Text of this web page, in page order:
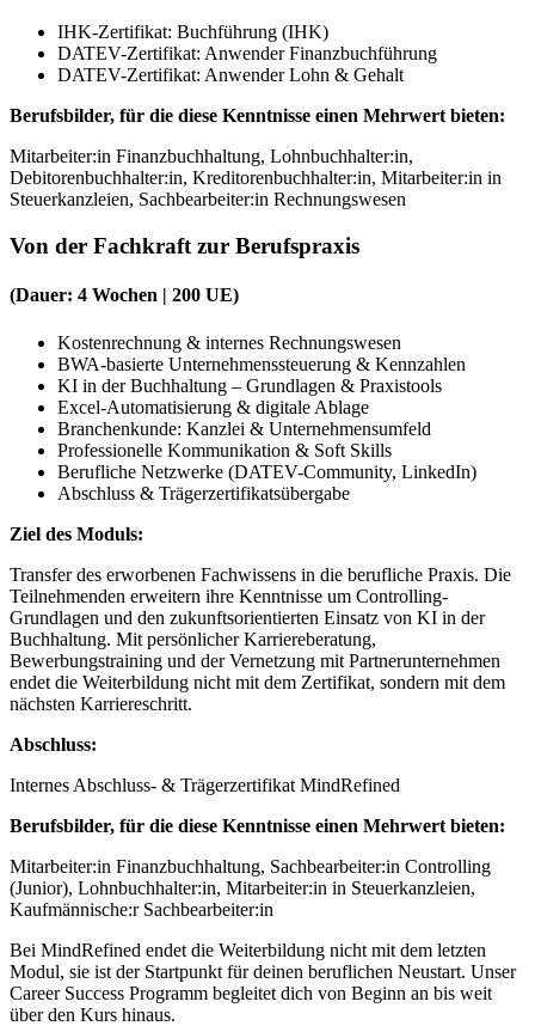
IHK-Zertifikat: Buchführung (IHK)
DATEV-Zertifikat: Anwender Finanzbuchführung
DATEV-Zertifikat: Anwender Lohn & Gehalt
Berufsbilder, für die diese Kenntnisse einen Mehrwert bieten:
Mitarbeiter:in Finanzbuchhaltung, Lohnbuchhalter:in,
Debitorenbuchhalter:in, Kreditorenbuchhalter:in, Mitarbeiter:in in
Steuerkanzleien, Sachbearbeiter:in Rechnungswesen
Von der Fachkraft zur Berufspraxis
(Dauer: 4 Wochen | 200 UE)
Kostenrechnung & internes Rechnungswesen
BWA-basierte Unternehmenssteuerung & Kennzahlen
KI in der Buchhaltung – Grundlagen & Praxistools
Excel-Automatisierung & digitale Ablage
Branchenkunde: Kanzlei & Unternehmensumfeld
Professionelle Kommunikation & Soft Skills
Berufliche Netzwerke (DATEV-Community, LinkedIn)
Abschluss & Trägerzertifikatsübergabe
Ziel des Moduls:
Transfer des erworbenen Fachwissens in die berufliche Praxis. Die
Teilnehmenden erweitern ihre Kenntnisse um Controlling-
Grundlagen und den zukunftsorientierten Einsatz von KI in der
Buchhaltung. Mit persönlicher Karriereberatung,
Bewerbungstraining und der Vernetzung mit Partnerunternehmen
endet die Weiterbildung nicht mit dem Zertifikat, sondern mit dem
nächsten Karriereschritt.
Abschluss:
Internes Abschluss- & Trägerzertifikat MindRefined
Berufsbilder, für die diese Kenntnisse einen Mehrwert bieten:
Mitarbeiter:in Finanzbuchhaltung, Sachbearbeiter:in Controlling
(Junior), Lohnbuchhalter:in, Mitarbeiter:in in Steuerkanzleien,
Kaufmännische:r Sachbearbeiter:in
Bei MindRefined endet die Weiterbildung nicht mit dem letzten
Modul, sie ist der Startpunkt für deinen beruflichen Neustart. Unser
Career Success Programm begleitet dich von Beginn an bis weit
über den Kurs hinaus.